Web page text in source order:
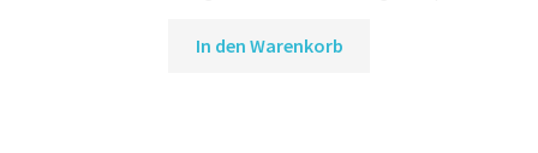
In den Warenkorb